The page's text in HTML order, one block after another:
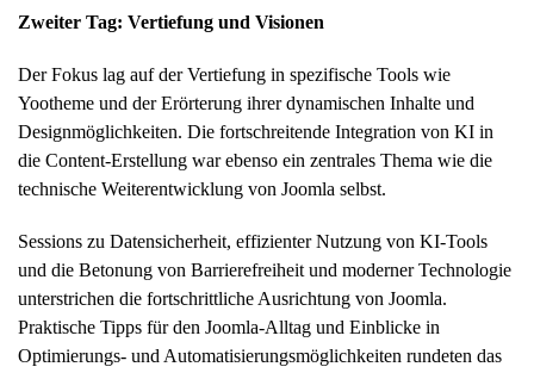
Zweiter Tag: Vertiefung und Visionen
Der Fokus lag auf der Vertiefung in spezifische Tools wie
Yootheme und der Erörterung ihrer dynamischen Inhalte und
Designmöglichkeiten. Die fortschreitende Integration von KI in
die Content-Erstellung war ebenso ein zentrales Thema wie die
technische Weiterentwicklung von Joomla selbst.
Sessions zu Datensicherheit, effizienter Nutzung von KI-Tools
und die Betonung von Barrierefreiheit und moderner Technologie
unterstrichen die fortschrittliche Ausrichtung von Joomla.
Praktische Tipps für den Joomla-Alltag und Einblicke in
Optimierungs- und Automatisierungsmöglichkeiten rundeten das